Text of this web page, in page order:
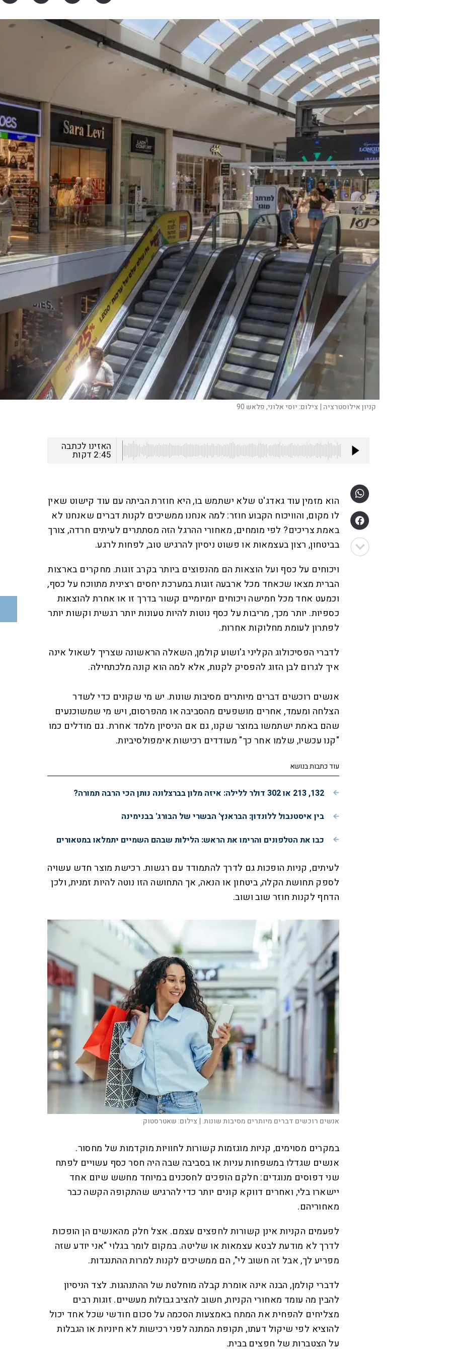
קניון אילוסטרציה | צילום:יוסי אלוני, פלאש 90
האזינו לכתבה
2:45 דקות
הוא מזמין עוד גאדג'ט שלא ישתמש בו, היא חוזרת הביתה עם עוד קישוט שאין
לו מקום, והוויכוח הקבוע חוזר: למה אנחנו ממשיכים לקנות דברים שאנחנו לא
באמת צריכים? לפי מומחים, מאחורי ההרגל הזה מסתתרים לעיתים חרדה, צורך
בביטחון, רצון בעצמאות או פשוט ניסיון להרגיש טוב, לפחות לרגע.
ויכוחים על כסף ועל הוצאות הם מהנפוצים ביותר בקרב זוגות. מחקרים בארצות
הברית מצאו שכאחד מכל ארבעה זוגות במערכת יחסים רצינית מתווכח על כסף,
וכמעט אחד מכל חמישה ויכוחים יומיומיים קשור בדרך זו או אחרת להוצאות
כספיות. יותר מכך, מריבות על כסף נוטות להיות טעונות יותר רגשית וקשות יותר
לפתרון לעומת מחלוקות אחרות.
לדברי הפסיכולוג הקליני ג'ושוע קולמן, השאלה הראשונה שצריך לשאול אינה
איך לגרום לבן הזוג להפסיק לקנות, אלא למה הוא קונה מלכתחילה.
אנשים רוכשים דברים מיותרים מסיבות שונות. יש מי שקונים כדי לשדר
הצלחה ומעמד, אחרים מושפעים מהסביבה או מהפרסום, ויש מי שמשוכנעים
שהם באמת ישתמשו במוצר שקנו, גם אם הניסיון מלמד אחרת. גם מודלים כמו
"קנו עכשיו, שלמו אחר כך" מעודדים רכישות אימפולסיביות.
עוד כתבות בנושא
132, 213 או 302 דולר ללילה: איזה מלון בברצלונה נותן הכי הרבה תמורה?
בין איסטנבול ללונדון: הבראנץ' הבשרי של הבורג' בבנימינה
כבו את הטלפונים והרימו את הראש: הלילות שבהם השמיים יתמלאו במטאורים
לעיתים, קניות הופכות גם לדרך להתמודד עם רגשות. רכישת מוצר חדש עשויה
לספק תחושת הקלה, ביטחון או הנאה, אך התחושה הזו נוטה להיות זמנית, ולכן
הדחף לקנות חוזר שוב ושוב.
אנשים רוכשים דברים מיותרים מסיבות שונות. | צילום:שאטרסטוק
במקרים מסוימים, קניות מוגזמות קשורות לחוויות מוקדמות של מחסור.
אנשים שגדלו במשפחות עניות או בסביבה שבה היה חסר כסף עשויים לפתח
שני דפוסים מנוגדים: חלקם הופכים לחסכנים במיוחד מחשש שיום אחד
יישארו בלי, ואחרים דווקא קונים יותר כדי להרגיש שהתקופה הקשה כבר
מאחוריהם.
לפעמים הקניות אינן קשורות לחפצים עצמם. אצל חלק מהאנשים הן הופכות
לדרך לא מודעת לבטא עצמאות או שליטה. במקום לומר בגלוי "אני יודע שזה
מפריע לך, אבל זה חשוב לי", הם ממשיכים לקנות למרות ההתנגדות.
לדברי קולמן, הבנה אינה אומרת קבלה מוחלטת של ההתנהגות. לצד הניסיון
להבין מה עומד מאחורי הקניות, חשוב להציב גבולות מעשיים. זוגות רבים
מצליחים להפחית את המתח באמצעות הסכמה על סכום חודשי שכל אחד יכול
להוציא לפי שיקול דעתו, תקופת המתנה לפני רכישות לא חיוניות או הגבלות
על הצטברות של חפצים בבית.